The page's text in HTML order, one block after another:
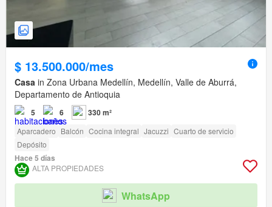
$ 13.500.000/mes
Casa in Zona Urbana Medellín, Medellín, Valle de Aburrá,
Departamento de Antioquia
5 6 330 m²
Aparcadero Balcón Cocina integral Jacuzzi Cuarto de servicio
Depósito
Hace 5 días
ALTA PROPIEDADES
WhatsApp